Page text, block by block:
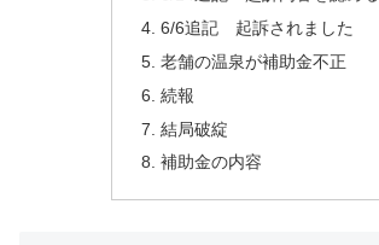
6/6追記 起訴されました
老舗の温泉が補助金不正
続報
結局破綻
補助金の内容